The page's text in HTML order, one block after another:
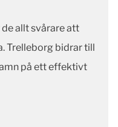
allt svårare att
Trelleborg bidrar till
på ett effektivt